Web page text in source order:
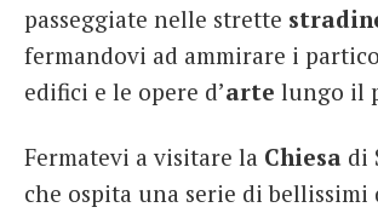
passeggiate nelle strette
fermandovi ad ammirare i
edifici e le opere d’arte lungo il
Fermatevi a visitare la Chiesa di
che ospita una serie di